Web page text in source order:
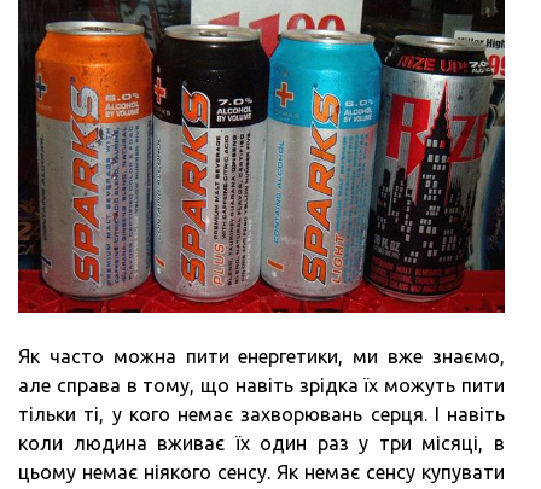
Як часто можна пити енергетики, ми вже знаємо,
але справа в тому, що навіть зрідка їх можуть пити
тільки ті, у кого немає захворювань серця. І навіть
коли людина вживає їх один раз у три місяці, в
цьому немає ніякого сенсу. Як немає сенсу купувати